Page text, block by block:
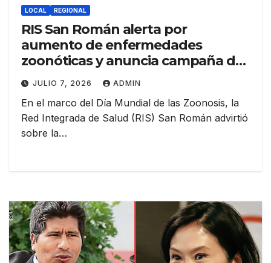
LOCAL REGIONAL
RIS San Román alerta por
aumento de enfermedades
zoonóticas y anuncia campaña de
vacunación antirrábica canina
JULIO 7, 2026 ADMIN
En el marco del Día Mundial de las Zoonosis, la
Red Integrada de Salud (RIS) San Román advirtió
sobre la…